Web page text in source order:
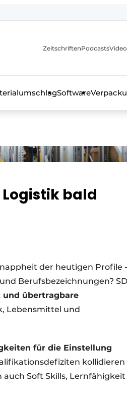
ZeitschriftenPodcasts
Software
bald
der heutigen Profile -
Berufsbezeichnungen? SD
und übertragbare
Lebensmittel und
für die Einstellung
kollidieren
Soft Skills, Lernfähigkeit